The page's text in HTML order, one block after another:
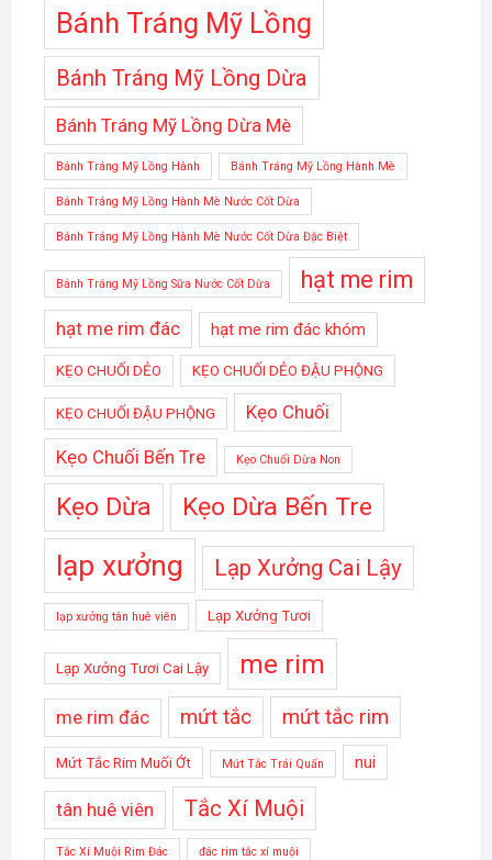
Bánh Tráng Mỹ Lồng
Bánh Tráng Mỹ Lồng Dừa
Bánh Tráng Mỹ Lồng Dừa Mè
Bánh Tráng Mỹ Lồng Hành Bánh Tráng Mỹ Lồng Hành Mè
Bánh Tráng Mỹ Lồng Hành Mè Nước Cốt Dừa
Bánh Tráng Mỹ Lồng Hành Mè Nước Cốt Dừa Đặc Biệt
Bánh Tráng Mỹ Lồng Sữa Nước Cốt Dừa hạt me rim
hạt me rim đác hạt me rim đác khóm
KẸO CHUỐI DẺO KẸO CHUỐI DẺO ĐẬU PHỘNG
KẸO CHUỐI ĐẬU PHỘNG Kẹo Chuối
Kẹo Chuối Bến Tre Kẹo Chuối Dừa Non
Kẹo Dừa Kẹo Dừa Bến Tre
lạp xưởng Lạp Xưởng Cai Lậy
lạp xưởng tân huê viên Lạp Xưởng Tươi
Lạp Xưởng Tươi Cai Lậy me rim
me rim đác mứt tắc mứt tắc rim
Mứt Tắc Rim Muối Ớt Mứt Tắc Trái Quấn nui
tân huê viên Tắc Xí Muội
Tắc Xí Muội Rim Đác đác rim tắc xí muội